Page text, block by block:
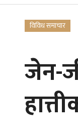
विविध समाचार
जेन-